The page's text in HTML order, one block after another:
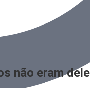
não eram dele